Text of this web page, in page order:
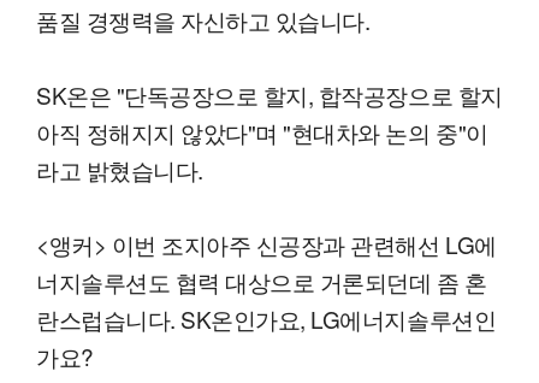
품질 경쟁력을 자신하고 있습니다.
SK온은 "단독공장으로 할지, 합작공장으로 할지
아직 정해지지 않았다"며 "현대차와 논의 중"이
라고 밝혔습니다.
<앵커> 이번 조지아주 신공장과 관련해선 LG에
너지솔루션도 협력 대상으로 거론되던데 좀 혼
란스럽습니다. SK온인가요, LG에너지솔루션인
가요?